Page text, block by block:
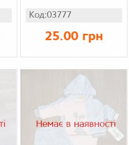
Код:03777
25.00 грн
Немає в наявності